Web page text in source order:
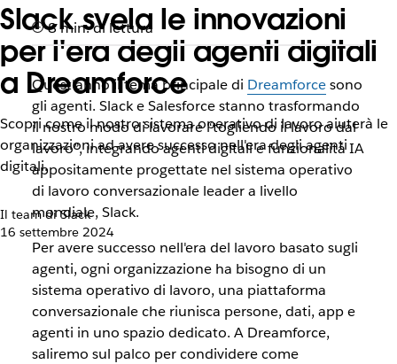
Slack svela le innovazioni
per l'era degli agenti digitali
a Dreamforce
Scopri come il nostro sistema operativo di lavoro aiuterà le
organizzazioni ad avere successo nell'era degli agenti
digitali.
Il team di Slack
16 settembre 2024
8 min. di lettura
Quest'anno il tema principale di Dreamforcesono
gli agenti. Slack e Salesforce stanno trasformando
il nostro modo di lavorare “togliendo il lavoro dal
lavoro”, integrando agenti digitali e funzionalità IA
appositamente progettate nel sistema operativo
di lavoro conversazionale leader a livello
mondiale, Slack.
Per avere successo nell'era del lavoro basato sugli
agenti, ogni organizzazione ha bisogno di un
sistema operativo di lavoro, una piattaforma
conversazionale che riunisca persone, dati, app e
agenti in uno spazio dedicato. A Dreamforce,
saliremo sul palco per condividere come